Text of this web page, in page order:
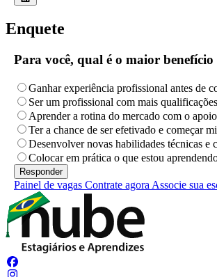
Enquete
Para você, qual é o maior
Ganhar experiência profissional antes de
Ser um profissional com mais
Aprender a rotina do mercado com o
Ter a chance de ser efetivado e começar
Desenvolver novas habilidades técnicas e
Colocar em prática o que estou
Painel de vagas Contrate agora Associe sua